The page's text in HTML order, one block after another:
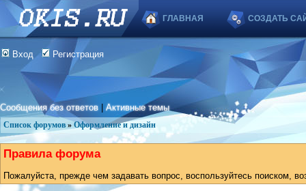
ГЛАВНАЯ СОЗДАТЬ
Вход Регистрация
Сообщения без ответов |Активные темы
Список форумов » Оформление и дизайн
Правила форума
Пожалуйста, прежде чем задавать вопрос, воспользуйтесь поиском,